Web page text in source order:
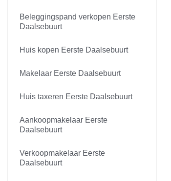
Beleggingspand verkopen Eerste
Daalsebuurt
Huis kopen Eerste Daalsebuurt
Makelaar Eerste Daalsebuurt
Huis taxeren Eerste Daalsebuurt
Aankoopmakelaar Eerste
Daalsebuurt
Verkoopmakelaar Eerste
Daalsebuurt